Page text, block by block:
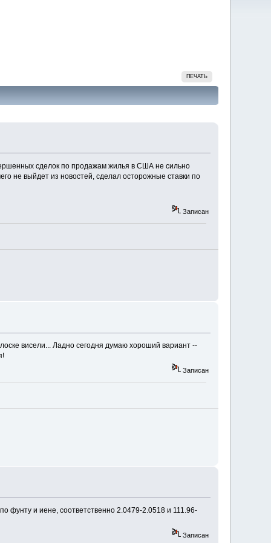
ПЕЧАТЬ
сделок по продажам жилья в США не сильно
не выйдет из новостей, сделал осторожные ставки по
Записан
висели... Ладно сегодня думаю хороший вариант --
Записан
фунту и иене, соответственно 2.0479-2.0518 и 111.96-
Записан